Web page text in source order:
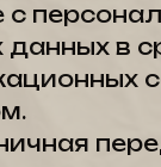
с
данных в